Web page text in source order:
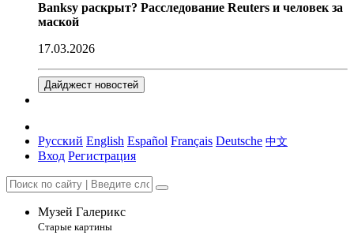
Banksy раскрыт? Расследование Reuters и человек за
маской
17.03.2026
Дайджест новостей
Русский English Español Français Deutsche 中文
Вход Регистрация
Музей Галерикс
Старые картины